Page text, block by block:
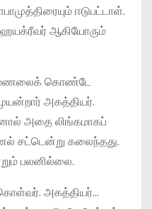
ஈடுபட்டாள்.
ஹயக்ரீவர் ஆகியோரும்
மணலைக் கொண்டே
அகத்தியர்.
அதை லிங்கமாகப்
சட்டென்று கலைந்தது.
பலனில்லை.
அகத்தியர்…